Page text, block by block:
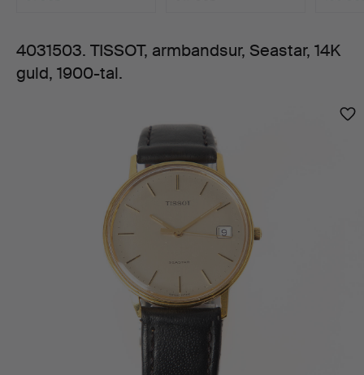
4031503. TISSOT, armbandsur, Seastar, 14K
guld, 1900-tal.